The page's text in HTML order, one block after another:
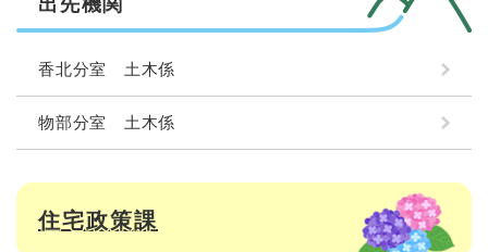
香北分室 土木係
物部分室 土木係
住宅政策課